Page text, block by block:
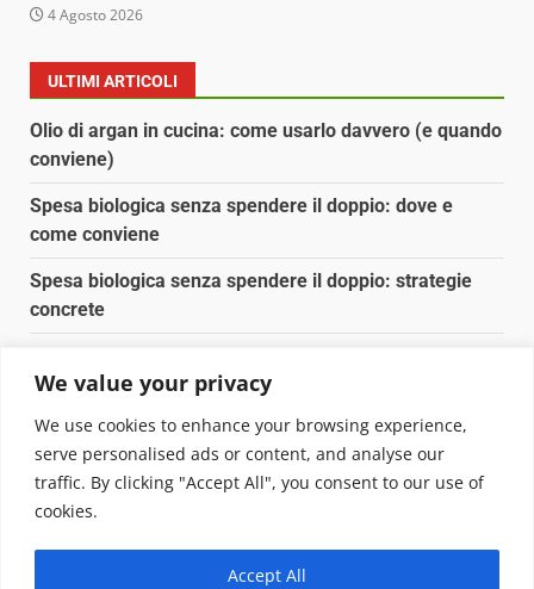
We value your privacy
We use cookies to enhance your browsing experience,
serve personalised ads or content, and analyse our
traffic. By clicking "Accept All", you consent to our use of
cookies.
Accept All
4 Agosto 2026
ULTIMI ARTICOLI
Olio di argan in cucina: come usarlo davvero (e quando
conviene)
Spesa biologica senza spendere il doppio: dove e
come conviene
Spesa biologica senza spendere il doppio: strategie
concrete
Pulizia naturale della casa: 3 ingredienti che
sostituiscono 10 prodotti chimici
Copyright © 2025 Biopianeta.it proprietà di Jws Media
Questo blog non è una testata giornalistica, in quanto